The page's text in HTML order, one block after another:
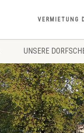
VERMIETUNG
UNSERE